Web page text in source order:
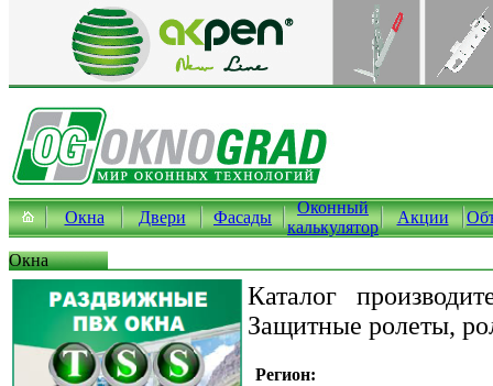
Окна Двери Фасады
Оконный
калькулятор
Акции
Окна
Каталог
Защитные ролеты,
Регион: